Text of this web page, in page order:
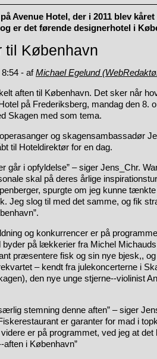
Avenue Hotel, der i 2011 blev
er det førende designerhotel i
til København
- afMichael Egelund
aften til København. Det sker når
på Frederiksberg, mandag den 8.
Skagen med som tema.
og skagensambassadør
til Hoteldirektør for en dag.
går i opfyldelse” – siger Jens_Chr.
skal på deres årlige
spurgte om jeg kunne
Jeg slog til med det samme, og fik
og konkurrencer er på
byder på lækkerier fra Michel
præsentere fisk og sin nye bjesk,,
– kendt fra julekoncerterne i
den nye unge stjerne-­‐violinist
stemning denne aften” – siger
er garanter for mad i
er på programmet, ved jeg at
i København”